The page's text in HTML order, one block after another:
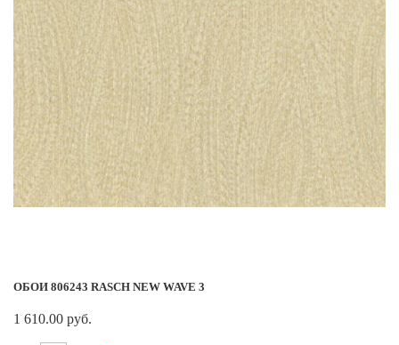
ОБОИ 806243 RASCH NEW WAVE 3
1 610.00 руб.